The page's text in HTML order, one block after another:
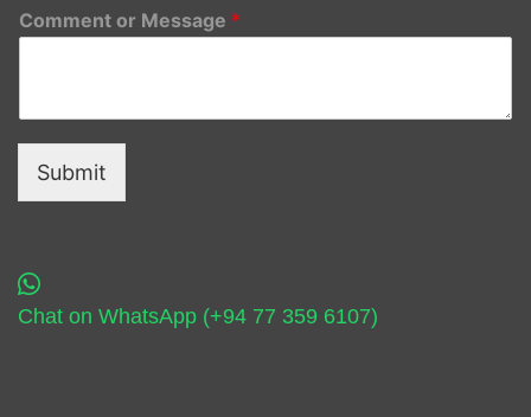
Comment or Message *
Submit
Chat on WhatsApp (+94 77 359 6107)